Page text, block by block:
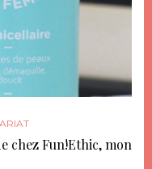
chez Fun!Ethic, mon